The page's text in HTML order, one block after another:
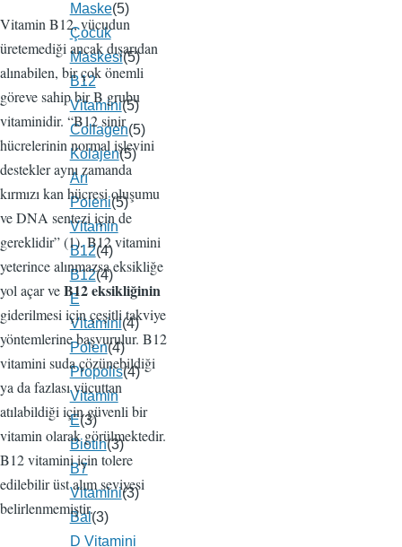
Vitamin B12, vücudun
üretemediği ancak dışarıdan
alınabilen, bir çok önemli
göreve sahip bir B grubu
vitaminidir. “B12 sinir
hücrelerinin normal işlevini
destekler aynı zamanda
kırmızı kan hücresi oluşumu
ve DNA sentezi için de
gereklidir” (1). B12 vitamini
yeterince alınmazsa eksikliğe
yol açar veB12 eksikliğinin
giderilmesi için çeşitli takviye
yöntemlerine başvurulur. B12
vitamini suda çözünebildiği
ya da fazlası vücuttan
atılabildiği için güvenli bir
vitamin olarak görülmektedir.
B12 vitamini için tolere
edilebilir üst alım seviyesi
belirlenmemiştir.
Maske(5)
Çocuk
Maskesi(5)
B12
Vitamini(5)
Collagen(5)
Kolajen(5)
Arı
Poleni(5)
Vitamin
B12(4)
B12(4)
E
Vitamini(4)
Polen(4)
Propolis(4)
Vitamin
E(3)
Biotin(3)
B7
Vitamini(3)
Bal(3)
D Vitamini